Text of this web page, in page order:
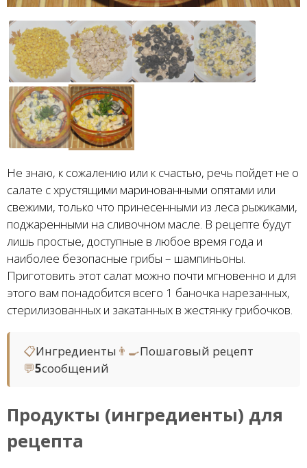
Не знаю, к сожалению или к счастью, речь пойдет не о
салате с хрустящими маринованными опятами или
свежими, только что принесенными из леса рыжиками,
поджаренными на сливочном масле. В рецепте будут
лишь простые, доступные в любое время года и
наиболее безопасные грибы – шампиньоны.
Приготовить этот салат можно почти мгновенно и для
этого вам понадобится всего 1 баночка нарезанных,
стерилизованных и закатанных в жестянку грибочков.
📋Ингредиенты 👨‍🍳Пошаговый рецепт
💬5сообщений
Продукты (ингредиенты) для
рецепта